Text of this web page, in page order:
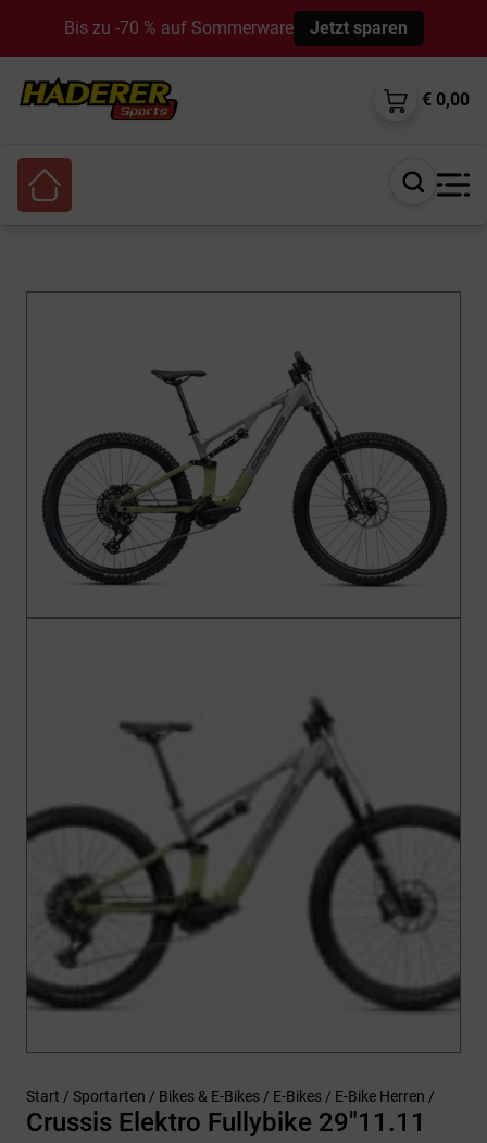
Bis zu -70 % auf Sommerware Jetzt sparen
€ 0,00
Suche
Start / Sportarten / Bikes & E-Bikes / E-Bikes / E-Bike Herren /
Crussis Elektro Fullybike 29″11.11